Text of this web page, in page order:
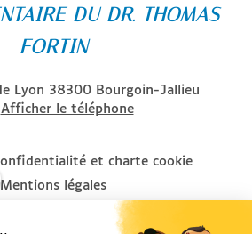
DU DR. THOMAS
FORTIN
Lyon 38300 Bourgoin-Jallieu
Afficher le téléphone
et charte cookie
Mentions légales
Générales Utilisation